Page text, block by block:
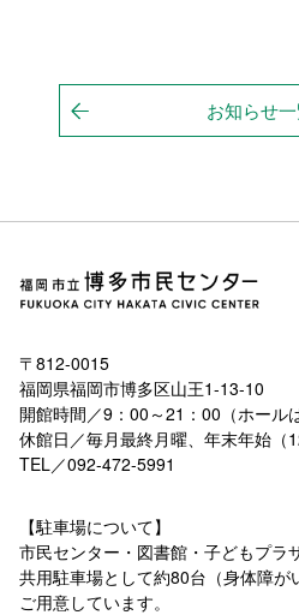
お知らせ
〒812-0015
福岡県福岡市博多区山王1-13-10
開館時間／9：00～21：00（ホール
休館日／毎月最終月曜、年末年始（
TEL／092-472-5991
【駐車場について】
市民センター・図書館・子どもプラ
共用駐車場として約80台（身体障が
ご用意しています。